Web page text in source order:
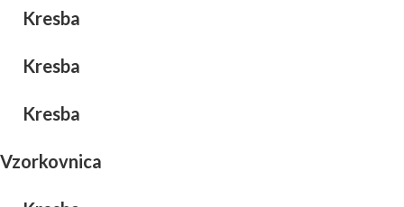
Kresba
Kresba
Kresba
Vzorkovnica